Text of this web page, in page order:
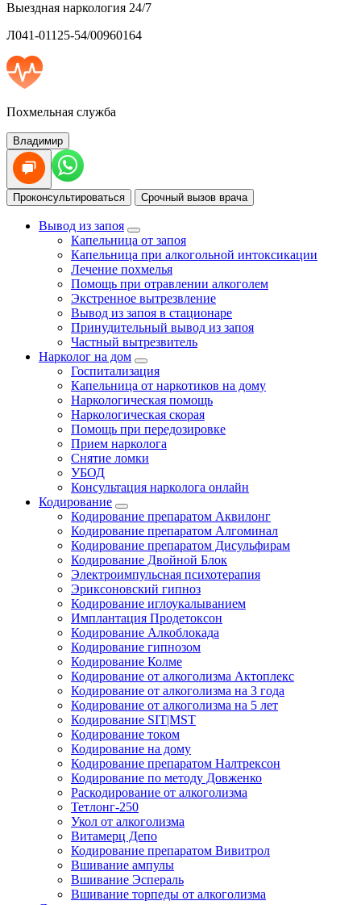
Выездная наркология 24/7
Л041-01125-54/00960164
Похмельная служба
Владимир
Проконсультироваться Срочный вызов врача
Вывод из запоя
Капельница от запоя
Капельница при алкогольной интоксикации
Лечение похмелья
Помощь при отравлении алкоголем
Экстренное вытрезвление
Вывод из запоя в стационаре
Принудительный вывод из запоя
Частный вытрезвитель
Нарколог на дом
Госпитализация
Капельница от наркотиков на дому
Наркологическая помощь
Наркологическая скорая
Помощь при передозировке
Прием нарколога
Снятие ломки
УБОД
Консультация нарколога онлайн
Кодирование
Кодирование препаратом Аквилонг
Кодирование препаратом Алгоминал
Кодирование препаратом Дисульфирам
Кодирование Двойной Блок
Электроимпульсная психотерапия
Эриксоновский гипноз
Кодирование иглоукалыванием
Имплантация Продетоксон
Кодирование Алкоблокада
Кодирование гипнозом
Кодирование Колме
Кодирование от алкоголизма Актоплекс
Кодирование от алкоголизма на 3 года
Кодирование от алкоголизма на 5 лет
Кодирование SIT|MST
Кодирование током
Кодирование на дому
Кодирование препаратом Налтрексон
Кодирование по методу Довженко
Раскодирование от алкоголизма
Тетлонг-250
Укол от алкоголизма
Витамерц Депо
Кодирование препаратом Вивитрол
Вшивание ампулы
Вшивание Эспераль
Вшивание торпеды от алкоголизма